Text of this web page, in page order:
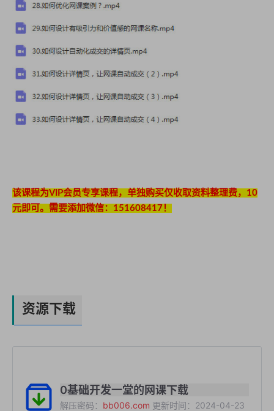
该课程为VIP会员专享课程，单独购买仅收取资料整理费，10
元即可。需要添加微信：151608417！
资源下载
0基础开发一堂的网课下载
解压密码： bb006.com 更新时间：2024-04-23